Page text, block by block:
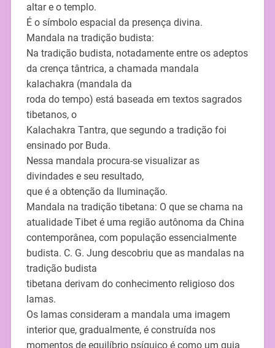
altar e o templo.
É o símbolo espacial da presença divina.
Mandala na tradição budista:
Na tradição budista, notadamente entre os adeptos
da crença tântrica, a chamada mandala
kalachakra (mandala da
roda do tempo) está baseada em textos sagrados
tibetanos, o
Kalachakra Tantra, que segundo a tradição foi
ensinado por Buda.
Nessa mandala procura-se visualizar as
divindades e seu resultado,
que é a obtenção da Iluminação.
Mandala na tradição tibetana: O que se chama na
atualidade Tibet é uma região autônoma da China
contemporânea, com população essencialmente
budista. C. G. Jung descobriu que as mandalas na
tradição budista
tibetana derivam do conhecimento religioso dos
lamas.
Os lamas consideram a mandala uma imagem
interior que, gradualmente, é construída nos
momentos de equilíbrio psíquico é como um guia